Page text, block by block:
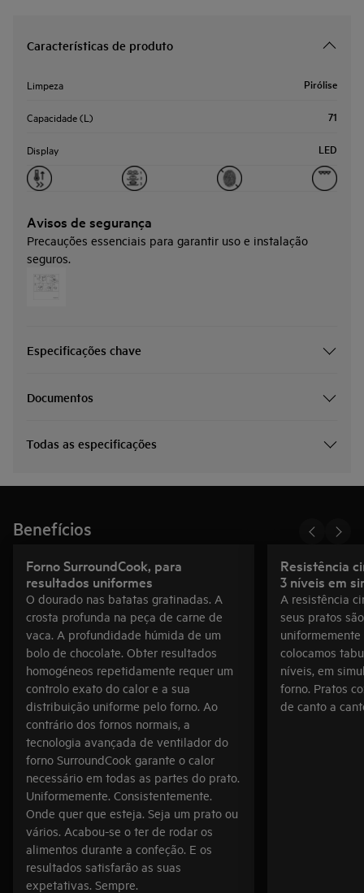
Características de produto
Limpeza Pirólise
Capacidade (L) 71
Display LED
Avisos de segurança
Precauções essenciais para garantir uso e instalação
seguros.
Especificações chave
Documentos
Todas as especificações
Benefícios
Forno SurroundCook, para
resultados uniformes
O dourado nas batatas gratinadas. A
crosta profunda na peça de carne de
vaca. A profundidade húmida de um
bolo de chocolate. Obter resultados
homogéneos repetidamente requer um
controlo exato do calor e a sua
distribuição uniforme pelo forno. Ao
contrário dos fornos normais, a
tecnologia avançada de ventilador do
forno SurroundCook garante o calor
necessário em todas as partes do prato.
Uniformemente. Consistentemente.
Onde quer que esteja. Seja um prato ou
vários. Acabou-se o ter de rodar os
alimentos durante a confeção. E os
resultados satisfarão as suas
expetativas. Sempre.
Resistência
3 níveis em
A resistência
seus pratos
colocamos
níveis, em
forno. Pratos
de canto a